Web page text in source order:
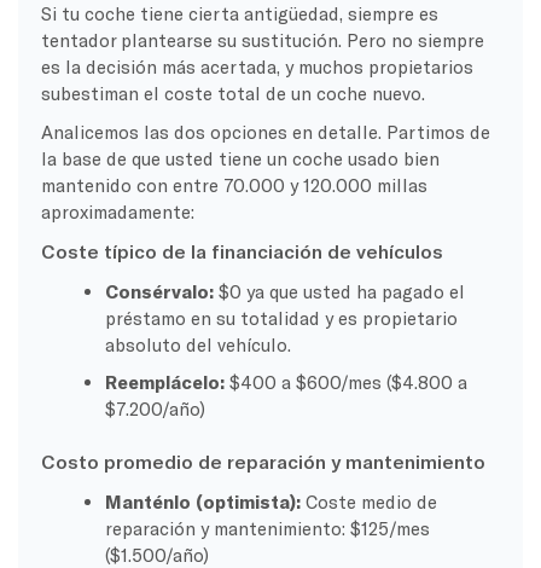
Si tu coche tiene cierta antigüedad, siempre es
tentador plantearse su sustitución. Pero no siempre
es la decisión más acertada, y muchos propietarios
subestiman el coste total de un coche nuevo.
Analicemos las dos opciones en detalle. Partimos de
la base de que usted tiene un coche usado bien
mantenido con entre 70.000 y 120.000 millas
aproximadamente:
Coste típico de la financiación de vehículos
Consérvalo: $0 ya que usted ha pagado el
préstamo en su totalidad y es propietario
absoluto del vehículo.
Reemplácelo: $400 a $600/mes ($4.800 a
$7.200/año)
Costo promedio de reparación y mantenimiento
Manténlo (optimista):Coste medio de
reparación y mantenimiento: $125/mes
($1.500/año)